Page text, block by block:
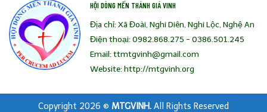
HỘI DÒNG MẾN THÁNH GIÁ VINH
Địa chỉ: Xã Đoài, Nghi Diên, Nghi Lộc, Nghệ An
Điện thoại: 0982.868.275 - 0386.501.245
Email: ttmtgvinh@gmail.com
Website: http://mtgvinh.org
Copyright 2026 © MTGVINH. All Rights Reserved